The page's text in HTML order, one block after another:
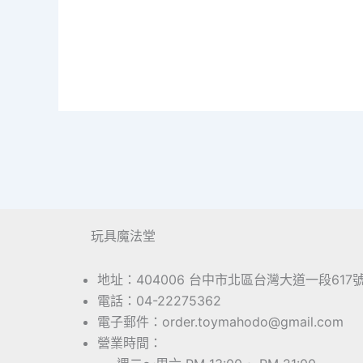
玩具魔法堂
地址：404006 台中市北區台灣大道一段617
電話：04-22275362
電子郵件：order.toymahodo@gmail.com
營業時間：